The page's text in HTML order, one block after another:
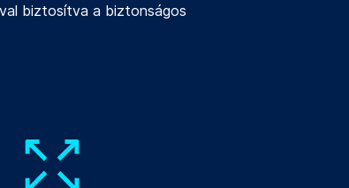
biztosítva a biztonságos